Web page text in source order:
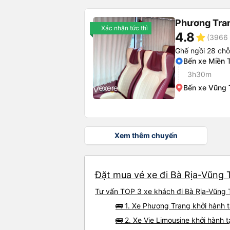
Xác nhận tức thì Phương
4.8star (3966
Ghế ngồi 28 chỗ
Bến xe Miền
3h30m
Bến xe Vũng
Xem thêm chuyến
Đặt mua vé xe đi Bà Rịa-Vũng
Tư vấn TOP 3 xe khách đi Bà Rịa-
🚌 1. Xe Phương Trang khởi hành
🚌 2. Xe Vie Limousine khởi hành